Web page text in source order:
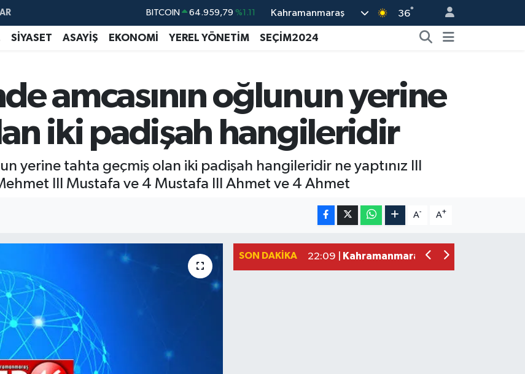
DOLAR 47,7436 %0.18
EURO 55,2510 %0.32
%0.03
13.779 %-14
Kahramanmaraş 36°
SİYASET ASAYİŞ EKONOMİ YEREL YÖNETİM SEÇİM2024
amcasının oğlunun yerine
iki padişah hangileridir
yerine tahta geçmiş olan iki padişah hangileridir ne yaptınız III
III Mustafa ve 4 Mustafa III Ahmet ve 4 Ahmet
A- A+
SON DAKIKA
12:28 |Kahramanmaraş'ta Zakkum Rüzgârı!
12:18 |Kahramanmaraş'ta Kasten Öldürme
09:11 |Çerçeve Yasa Adalet
22:09 |
Kahramanmaraş'ta Uluslararası
20:14 |Kahramanmaraş'ta Pusula Maraş